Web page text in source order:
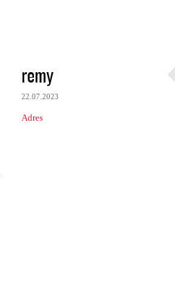
remy
22.07.2023
Adres